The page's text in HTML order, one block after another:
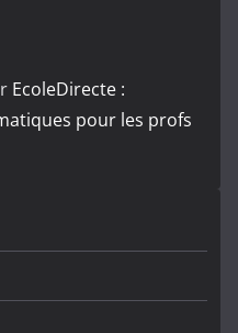
EcoleDirecte :
pour les profs